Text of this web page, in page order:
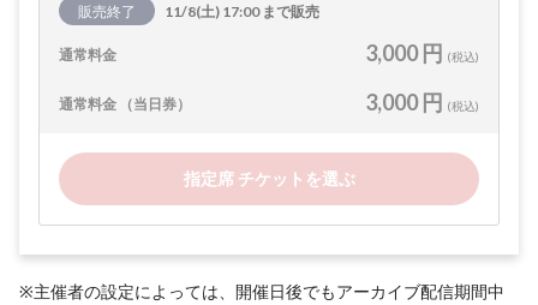
販売終了 11/8(土) 17:00 まで販売
通常料金 3,000 円 (税込)
通常料金 （当日券） 3,000 円 (税込)
指定席 チケットを選ぶ
※主催者の設定によっては、開催日後でもアーカイブ配信期間中